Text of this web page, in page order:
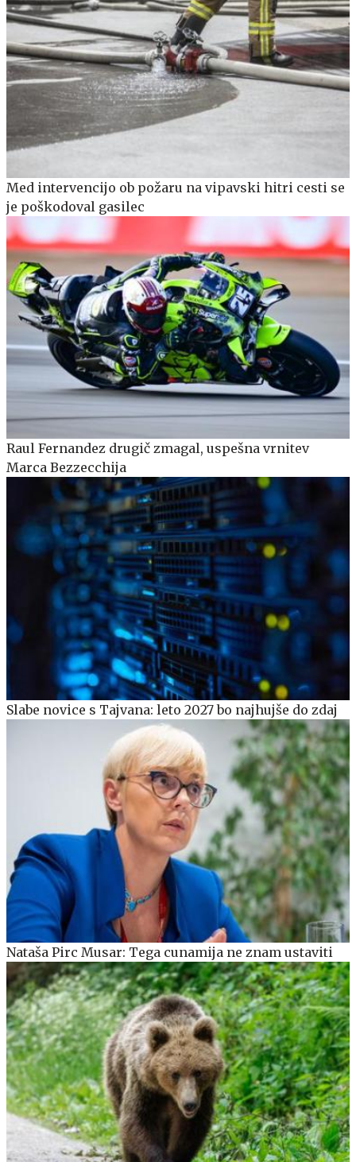
Med intervencijo ob požaru na vipavski hitri cesti se
je poškodoval gasilec
Raul Fernandez drugič zmagal, uspešna vrnitev
Marca Bezzecchija
Slabe novice s Tajvana: leto 2027 bo najhujše do zdaj
Nataša Pirc Musar: Tega cunamija ne znam ustaviti